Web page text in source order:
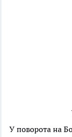
У поворота на